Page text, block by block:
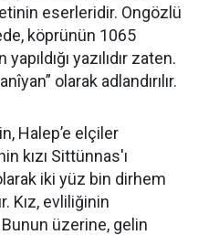
eserleridir. Ongözlü
köprünün 1065
yazılıdır zaten.
olarak adlandırılır.
Halep’e elçiler
kızı Sittünnas'ı
iki yüz bin dirhem
Kız, evliliğinin
Bunun üzerine, gelin